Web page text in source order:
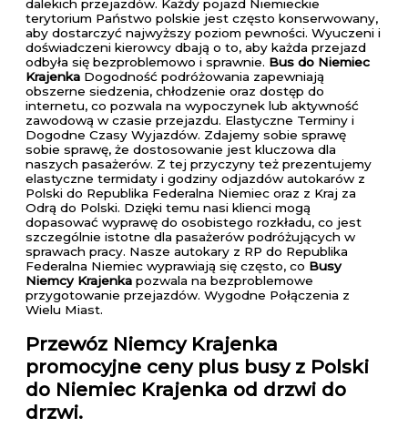
dalekich przejazdów. Każdy pojazd Niemieckie
terytorium Państwo polskie jest często konserwowany,
aby dostarczyć najwyższy poziom pewności. Wyuczeni i
doświadczeni kierowcy dbają o to, aby każda przejazd
odbyła się bezproblemowo i sprawnie. Bus do Niemiec
Krajenka Dogodność podróżowania zapewniają
obszerne siedzenia, chłodzenie oraz dostęp do
internetu, co pozwala na wypoczynek lub aktywność
zawodową w czasie przejazdu. Elastyczne Terminy i
Dogodne Czasy Wyjazdów. Zdajemy sobie sprawę
sobie sprawę, że dostosowanie jest kluczowa dla
naszych pasażerów. Z tej przyczyny też prezentujemy
elastyczne termidaty i godziny odjazdów autokarów z
Polski do Republika Federalna Niemiec oraz z Kraj za
Odrą do Polski. Dzięki temu nasi klienci mogą
dopasować wyprawę do osobistego rozkładu, co jest
szczególnie istotne dla pasażerów podróżujących w
sprawach pracy. Nasze autokary z RP do Republika
Federalna Niemiec wyprawiają się często, co Busy
Niemcy Krajenka pozwala na bezproblemowe
przygotowanie przejazdów. Wygodne Połączenia z
Wielu Miast.
Przewóz Niemcy Krajenka
promocyjne ceny plus busy z Polski
do Niemiec Krajenka od drzwi do
drzwi.